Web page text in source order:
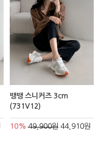
뱅뱅 스니커즈 3cm
(731V12)
10% 49,900원44,910원